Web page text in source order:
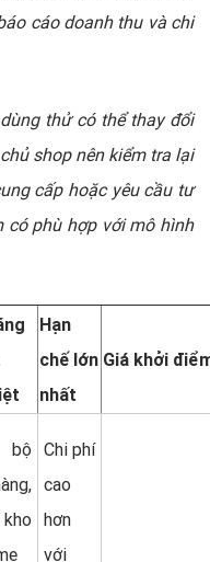
cáo doanh thu và chi
thử có thể thay đổi
shop nên kiểm tra lại
cấp hoặc yêu cầu tư
có phù hợp với mô hình
Hạn
chế lớn
nhất
Giá khởi
bộ Chi phí
cao
hơn
với